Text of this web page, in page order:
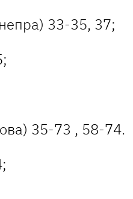
33-35, 37;
35-73 , 58-74.